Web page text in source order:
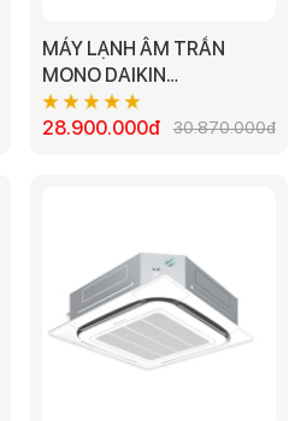
MÁY LẠNH ÂM TRẦN
MONO DAIKIN
FCNQ21MV1/RNQ21MV1 -
2.5HP
28.900.000đ 30.870.000đ